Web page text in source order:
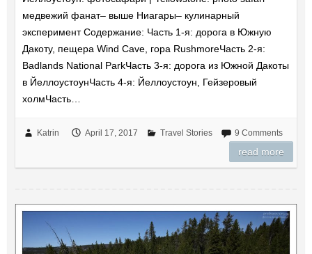
медвежий фанат– выше Ниагары– кулинарный
эксперимент Содержание: Часть 1-я: дорога в Южную
Дакоту, пещера Wind Cave, гора RushmoreЧасть 2-я:
Badlands National ParkЧасть 3-я: дорога из Южной Дакоты
в ЙеллоустоунЧасть 4-я: Йеллоустоун, Гейзеровый
холмЧасть…
Katrin April 17, 2017 Travel Stories 9 Comments
read more